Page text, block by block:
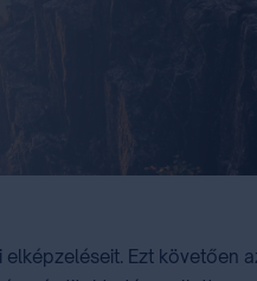
Ezt követően